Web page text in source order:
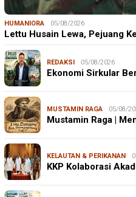
HUMANIORA 05/08/2026
Lettu Husain Lewa, Pejuang
REDAKSI 05/08/2026
Ekonomi Sirkular
MUSTAMIN RAGA 05/08/
Mustamin Raga |
KELAUTAN & PERIKANAN
KKP Kolaborasi